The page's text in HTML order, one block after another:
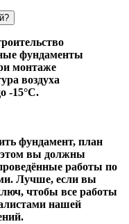
фундаменты
монтаже
воздуха
-15°С.
фундамент, план
вы должны
работы по
Лучше, если вы
чтобы все работы
нашей